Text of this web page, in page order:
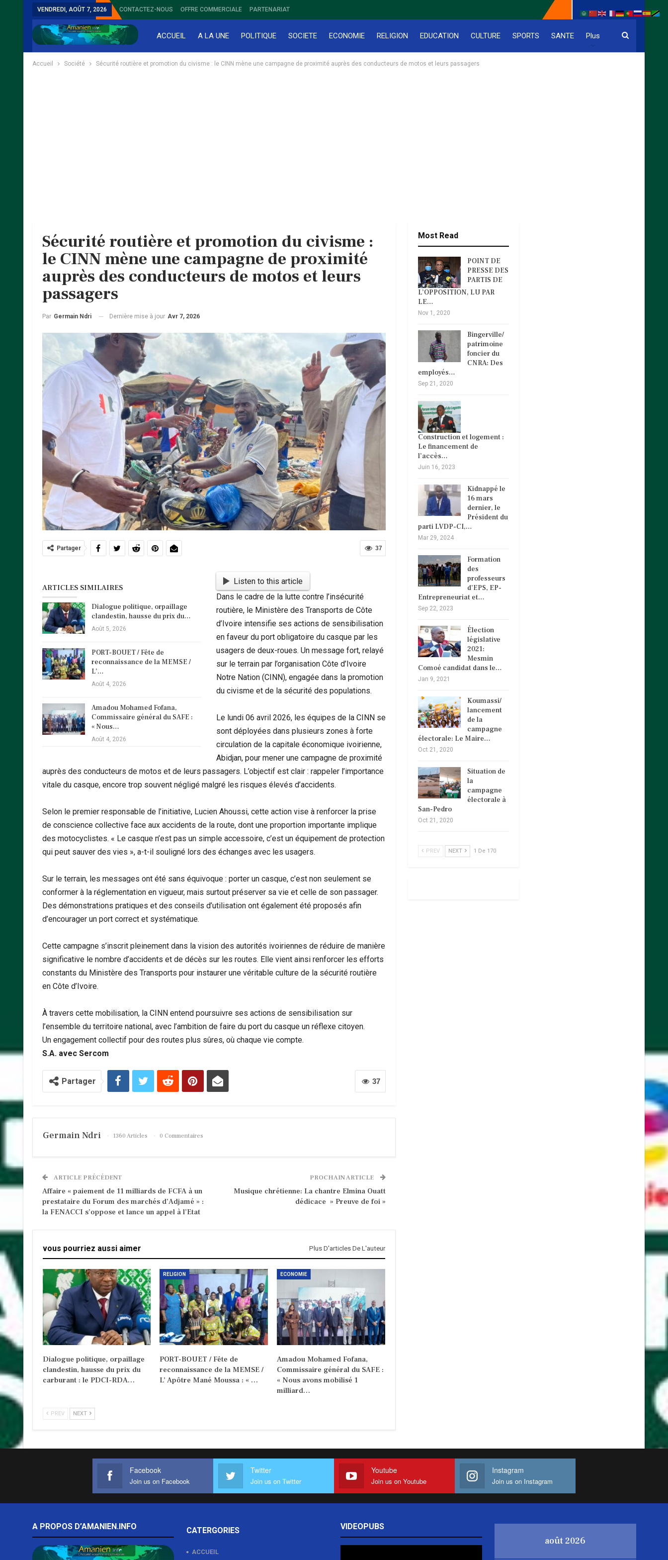
VENDREDI, AOÛT 7, 2026 CONTACTEZ-NOUS OFFRE COMMERCIALE PARTENARIAT
ACCUEIL A LA UNE POLITIQUE SOCIETE ECONOMIE RELIGION EDUCATION CULTURE SPORTS SANTE Plus
Accueil Société Sécurité routière et promotion du civisme : le CINN mène une campagne de proximité auprès des conducteurs de motos et leurs passagers
Sécurité routière et promotion du civisme :
le CINN mène une campagne de proximité
auprès des conducteurs de motos et leurs
passagers
Par Germain Ndri Dernière mise à jour Avr 7, 2026
37
Partager
ARTICLES SIMILAIRES
Dialogue politique, orpaillage
clandestin, hausse du prix du…
Août 5, 2026
PORT-BOUET / Fête de
reconnaissance de la MEMSE /
L’…
Août 4, 2026
Amadou Mohamed Fofana,
Commissaire général du SAFE :
« Nous…
Août 4, 2026
Listen to this article
Dans le cadre de la lutte contre l’insécurité
routière, le Ministère des Transports de Côte
d’Ivoire intensifie ses actions de sensibilisation
en faveur du port obligatoire du casque par les
usagers de deux-roues. Un message fort, relayé
sur le terrain par l’organisation Côte d’Ivoire
Notre Nation (CINN), engagée dans la promotion
du civisme et de la sécurité des populations.
‎Le lundi 06 avril 2026, les équipes de la CINN se
sont déployées dans plusieurs zones à forte
circulation de la capitale économique ivoirienne,
Abidjan, pour mener une campagne de proximité
auprès des conducteurs de motos et de leurs passagers. L’objectif est clair : rappeler l’importance
vitale du casque, encore trop souvent négligé malgré les risques élevés d’accidents.
‎Selon le premier responsable de l’initiative, Lucien Ahoussi, cette action vise à renforcer la prise
de conscience collective face aux accidents de la route, dont une proportion importante implique
des motocyclistes. « Le casque n’est pas un simple accessoire, c’est un équipement de protection
qui peut sauver des vies », a-t-il souligné lors des échanges avec les usagers.
‎Sur le terrain, les messages ont été sans équivoque : porter un casque, c’est non seulement se
conformer à la réglementation en vigueur, mais surtout préserver sa vie et celle de son passager.
Des démonstrations pratiques et des conseils d’utilisation ont également été proposés afin
d’encourager un port correct et systématique.
‎Cette campagne s’inscrit pleinement dans la vision des autorités ivoiriennes de réduire de manière
significative le nombre d’accidents et de décès sur les routes. Elle vient ainsi renforcer les efforts
constants du Ministère des Transports pour instaurer une véritable culture de la sécurité routière
en Côte d’Ivoire.
‎À travers cette mobilisation, la CINN entend poursuivre ses actions de sensibilisation sur
l’ensemble du territoire national, avec l’ambition de faire du port du casque un réflexe citoyen.
‎Un engagement collectif pour des routes plus sûres, où chaque vie compte.
S.A. avec Sercom
37
Partager
Germain Ndri 1360 Articles 0 Commentaires
ARTICLE PRÉCÉDENT
Affaire « paiement de 11 milliards de FCFA à un
prestataire du Forum des marchés d’Adjamé » :
la FENACCI s’oppose et lance un appel à l’Etat
PROCHAIN ARTICLE
Musique chrétienne: La chantre Elmina Ouatt
dédicace » Preuve de foi »
vous pourriez aussi aimer Plus D'articles De L'auteur
Dialogue politique, orpaillage
clandestin, hausse du prix du
carburant : le PDCI-RDA…
RELIGION
PORT-BOUET / Fête de
reconnaissance de la MEMSE /
L’ Apôtre Mané Moussa : « …
ECONOMIE
Amadou Mohamed Fofana,
Commissaire général du SAFE :
« Nous avons mobilisé 1
milliard…
PREV NEXT
Most Read
POINT DE
PRESSE DES
PARTIS DE
L’OPPOSITION, LU PAR
LE…
Nov 1, 2020
Bingerville/
patrimoine
foncier du
CNRA: Des
employés…
Sep 21, 2020
Construction et logement :
Le financement de
l’accès…
Juin 16, 2023
Kidnappé le
16 mars
dernier, le
Président du
parti LVDP-CI,…
Mar 29, 2024
Formation
des
professeurs
d’EPS, EP-
Entrepreneuriat et…
Sep 22, 2023
Élection
législative
2021:
Mesmin
Comoé candidat dans le…
Jan 9, 2021
Koumassi/
lancement
de la
campagne
électorale: Le Maire…
Oct 21, 2020
Situation de
la
campagne
électorale à
San-Pedro
Oct 21, 2020
PREV NEXT 1 De 170
Facebook
Join us on Facebook
Twitter
Join us on Twitter
Youtube
Join us on Youtube
Instagram
Join us on Instagram
A PROPOS D’AMANIEN.INFO CATERGORIES
ACCUEIL
VIDEOPUBS
août 2026